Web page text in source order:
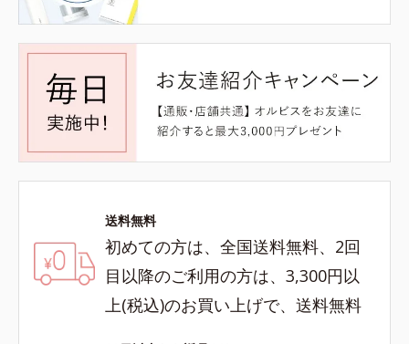
送料無料
初めての方は、全国送料無料、2回
目以降のご利用の方は、3,300円以
上(税込)のお買い上げで、送料無料